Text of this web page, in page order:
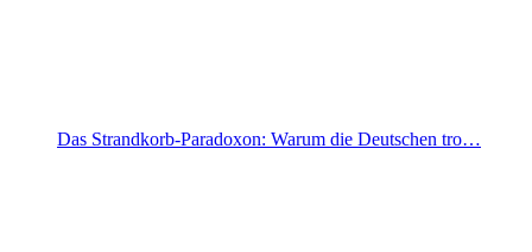
Das Strandkorb-Paradoxon: Warum die Deutschen tro…